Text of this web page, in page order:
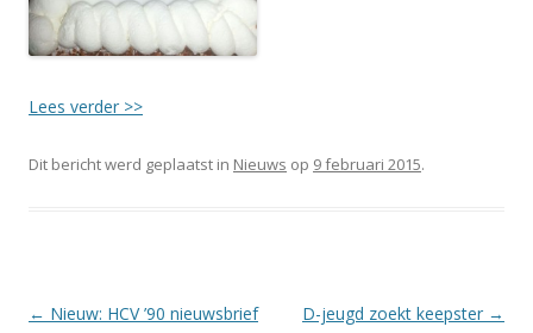
Lees verder >>
Dit bericht werd geplaatst in Nieuws op 9 februari 2015.
Berichtnavigatie
← Nieuw: HCV ’90 nieuwsbrief D-jeugd zoekt keepster →